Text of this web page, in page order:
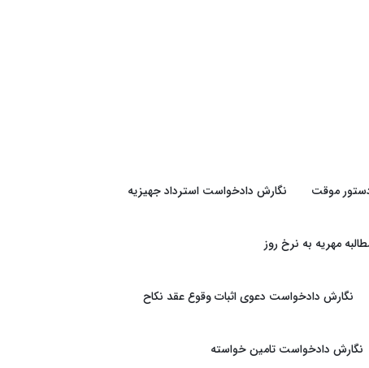
موقت نگارش دادخواست استرداد جهیزیه
مهریه به نرخ روز
نگارش دادخواست دعوی اثبات وقوع عقد نکاح
نگارش دادخواست تامین خواسته